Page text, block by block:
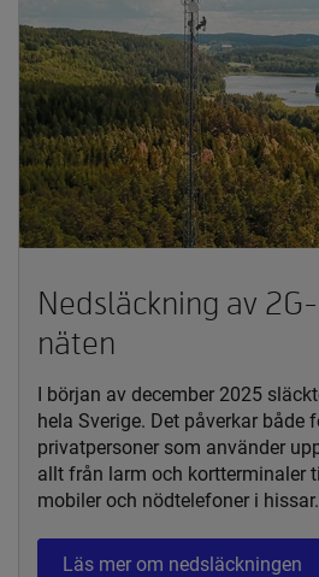
Nedsläckning av
näten
I början av december 2025
hela Sverige. Det påverkar både
privatpersoner som använder
allt från larm och kortterminaler
mobiler och nödtelefoner i hissar.
Läs mer om nedsläckningen